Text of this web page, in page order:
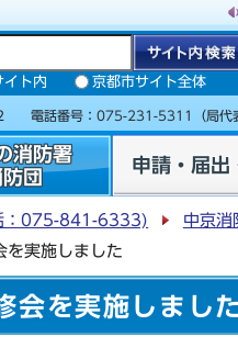
イト内 京都市サイト全体
2 電話番号： 075-231-5311 （局
消防署
団
申請・届出
：075-841-6333)
中京消
実施しました
会を実施しました